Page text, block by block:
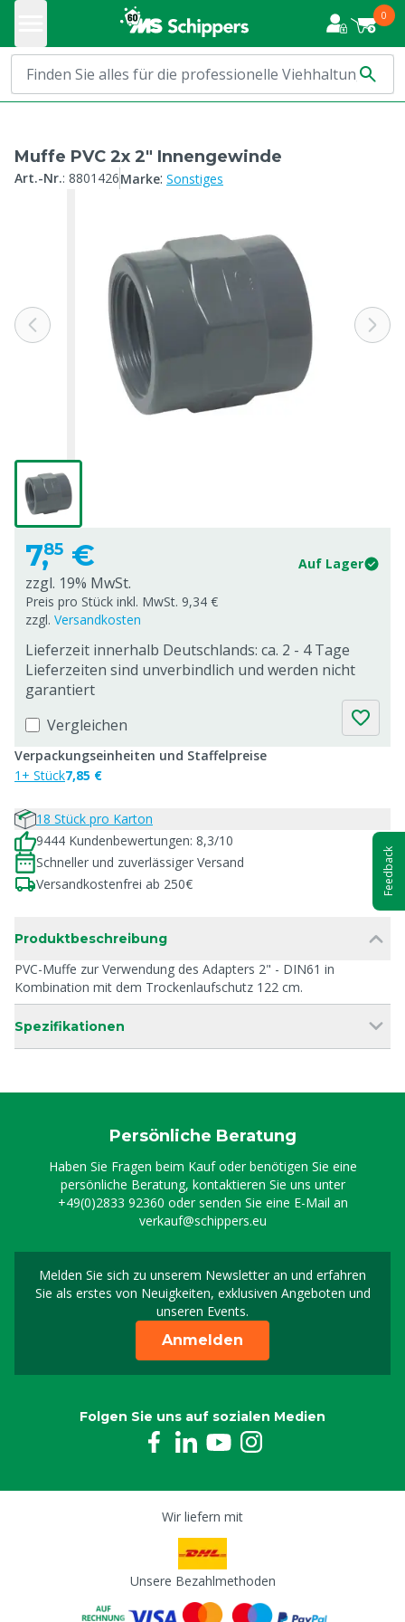
0
Muffe PVC 2x 2" Innengewinde
Art.-Nr.: 8801426Marke: Sonstiges
7,85 € Auf Lager
zzgl. 19% MwSt.
Preis pro Stück inkl. MwSt. 9,34 €
zzgl. Versandkosten
Lieferzeit innerhalb Deutschlands: ca. 2 - 4 Tage
Lieferzeiten sind unverbindlich und werden nicht
garantiert
Vergleichen
Verpackungseinheiten und Staffelpreise
1+ Stück7,85 €
18 Stück pro Karton
9444 Kundenbewertungen: 8,3/10
Schneller und zuverlässiger Versand
Versandkostenfrei ab 250€
Produktbeschreibung
PVC-Muffe zur Verwendung des Adapters 2" - DIN61 in
Kombination mit dem Trockenlaufschutz 122 cm.
Spezifikationen
Persönliche Beratung
Haben Sie Fragen beim Kauf oder benötigen Sie eine
persönliche Beratung, kontaktieren Sie uns unter
+49(0)2833 92360 oder senden Sie eine E-Mail an
verkauf@schippers.eu
Melden Sie sich zu unserem Newsletter an und erfahren
Sie als erstes von Neuigkeiten, exklusiven Angeboten und
unseren Events.
Melden Sie sich für
Anmelden
Folgen Sie uns auf sozialen Medien
Wir liefern mit
Unsere Bezahlmethoden
Feedback